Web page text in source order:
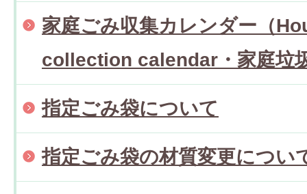
家庭ごみ収集カレンダー（
collection calendar・家庭垃
指定ごみ袋について
指定ごみ袋の材質変更につい